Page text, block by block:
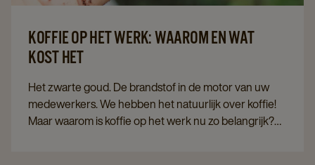
KOFFIE OP HET WERK: WAAROM EN WAT
KOST HET
Het zwarte goud. De brandstof in de motor van uw
medewerkers. We hebben het natuurlijk over koffie!
Maar waarom is koffie op het werk nu zo belangrijk?